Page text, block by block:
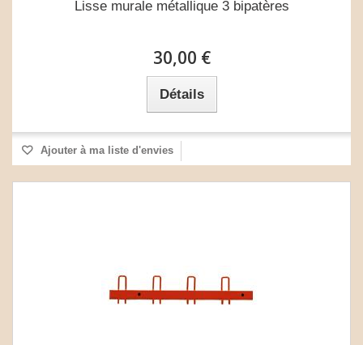
Lisse murale métallique 3 bipatères
30,00 €
Détails
Ajouter à ma liste d'envies